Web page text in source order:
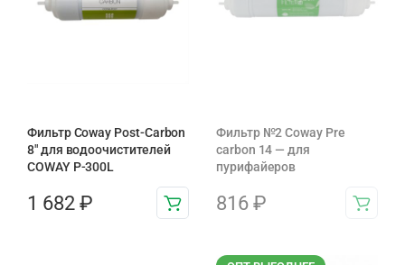
Фильтр Coway Post-Carbon
8″ для водоочистителей
COWAY P-300L
1 682 ₽
Фильтр №2 Coway Pre
carbon 14 — для
пурифайеров
816 ₽